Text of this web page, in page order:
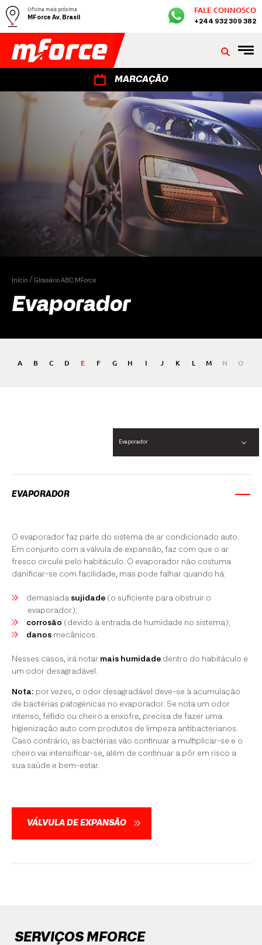
Oficina mais próxima
MForce Av. Brasil
FALE CONNOSCO
+244 932 309 382
MARCAÇÃO
Início Glossário ABC MForce
Evaporador
A B C D E F G H I J K L M N O
Evaporador
EVAPORADOR
O evaporador faz parte do sistema de ar condicionado auto.
Em conjunto com a válvula de expansão, faz com que o ar
fresco circule pelo habitáculo. O evaporador não costuma
danificar-se com facilidade, mas pode falhar quando há:
demasiada sujidade(o suficiente para obstruir o
evaporador);
corrosão (devido à entrada de humidade no sistema);
danosmecânicos.
Nesses casos, irá notar mais humidade dentro do habitáculo e
um odor desagradável.
Nota: por vezes, o odor desagradável deve-se à acumulação
de bactérias patogénicas no evaporador. Se nota um odor
intenso, fétido ou cheiro a enxofre, precisa de fazer uma
higienização auto com produtos de limpeza antibacterianos.
Caso contrário, as bactérias vão continuar a multiplicar-se e o
cheiro vai intensificar-se, além de continuar a pôr em risco a
sua saúde e bem-estar.
VÁLVULA DE EXPANSÃO
SERVIÇOS MFORCE